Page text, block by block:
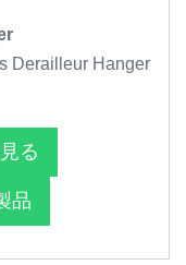
Derailleur Hanger
る
品